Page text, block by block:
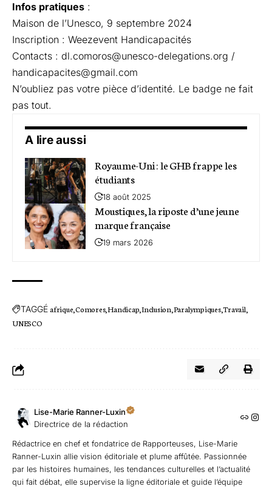
Infos pratiques :
Maison de l’Unesco, 9 septembre 2024
Inscription : Weezevent Handicapacités
Contacts : dl.comoros@unesco-delegations.org /
handicapacites@gmail.com
N’oubliez pas votre pièce d’identité. Le badge ne fait
pas tout.
A lire aussi
Royaume-Uni : le GHB frappe les
étudiants
18 août 2025
Moustiques, la riposte d’une jeune
marque française
19 mars 2026
TAGGÉafrique Comores Handicap Inclusion Paralympiques Travail
UNESCO
Lise-Marie Ranner-Luxin
Directrice de la rédaction
Rédactrice en chef et fondatrice de Rapporteuses, Lise-Marie
Ranner-Luxin allie vision éditoriale et plume affûtée. Passionnée
par les histoires humaines, les tendances culturelles et l’actualité
qui fait débat, elle supervise la ligne éditoriale et guide l’équipe